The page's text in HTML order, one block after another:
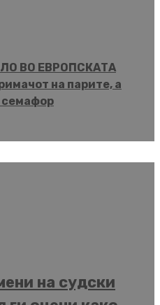
ВО ЕВРОПСКАТА
на парите, а
семафор
на судски